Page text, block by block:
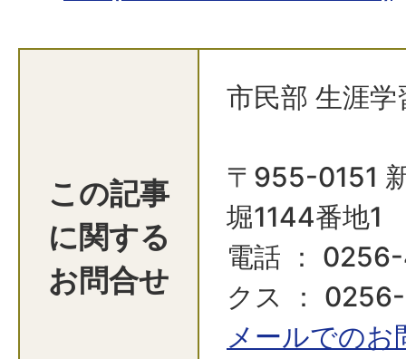
この記事
に関する
お問合せ
市民部 生涯
〒955-0151
堀1144番地1
電話 ：
クス ：
メールでの